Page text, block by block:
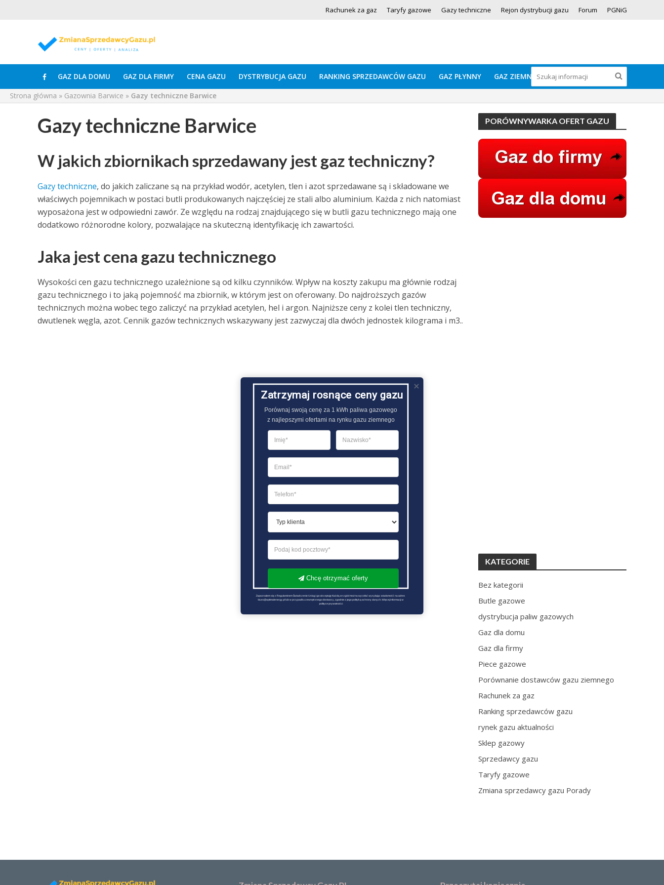
Rachunek za gaz Taryfy gazowe Gazy techniczne Rejon dystrybucji gazu Forum PGNiG
GAZ DLA DOMU GAZ DLA FIRMY CENA GAZU DYSTRYBUCJA GAZU RANKING SPRZEDAWCÓW GAZU GAZ PŁYNNY GAZ ZIEMNY
Strona główna » Gazownia Barwice » Gazy techniczne Barwice
Gazy techniczne Barwice
W jakich zbiornikach sprzedawany jest gaz techniczny?
Gazy techniczne, do jakich zaliczane są na przykład wodór, acetylen, tlen i azot sprzedawane są i składowane we
właściwych pojemnikach w postaci butli produkowanych najczęściej ze stali albo aluminium. Każda z nich natomiast
wyposażona jest w odpowiedni zawór. Ze względu na rodzaj znajdującego się w butli gazu technicznego mają one
dodatkowo różnorodne kolory, pozwalające na skuteczną identyfikację ich zawartości.
Jaka jest cena gazu technicznego
Wysokości cen gazu technicznego uzależnione są od kilku czynników. Wpływ na koszty zakupu ma głównie rodzaj
gazu technicznego i to jaką pojemność ma zbiornik, w którym jest on oferowany. Do najdroższych gazów
technicznych można wobec tego zaliczyć na przykład acetylen, hel i argon. Najniższe ceny z kolei tlen techniczny,
dwutlenek węgla, azot. Cennik gazów technicznych wskazywany jest zazwyczaj dla dwóch jednostek kilograma i m3..
PORÓWNYWARKA OFERT GAZU
KATEGORIE
Bez kategorii
Butle gazowe
dystrybucja paliw gazowych
Gaz dla domu
Gaz dla firmy
Piece gazowe
Porównanie dostawców gazu ziemnego
Rachunek za gaz
Ranking sprzedawców gazu
rynek gazu aktualności
Sklep gazowy
Sprzedawcy gazu
Taryfy gazowe
Zmiana sprzedawcy gazu Porady
Zatrzymaj rosnące ceny gazu
Porównaj swoją cenę za 1 kWh paliwa gazowego
z najlepszymi ofertami na rynku gazu ziemnego
Chcę otrzymać oferty
Zapoznałem się z Regulaminem Świadczenie Usług i go akceptuję Każdą ze zgód można wycofać wysyłając wiadomość na adres
biuro@optimalenergy.pl lub w przypadku zewnętrznego dostawcy, zgodnie z jego polityką ochrony danych. Więcej informacji w
polityce prywatności